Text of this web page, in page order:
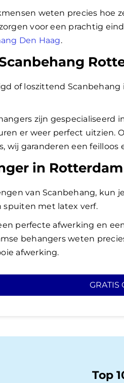
weten precies hoe
voor een prachtig
Den Haag.
of loszittend
zijn gespecialiseerd
er weer perfect uitzien.
wij garanderen een feilloos
in
van Scanbehang, kun
spuiten met latex verf.
perfecte afwerking en
behangers weten
afwerking.
GRATIS
Top